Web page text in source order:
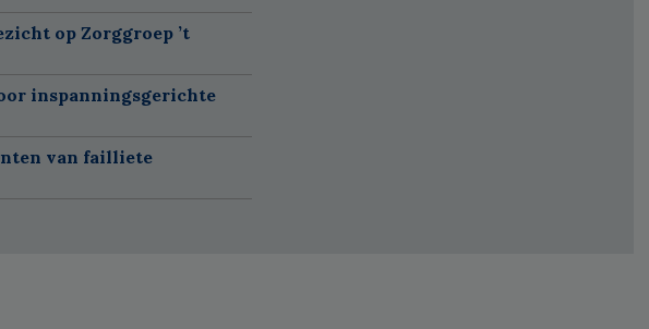
op Zorggroep ’t
inspanningsgerichte
van failliete